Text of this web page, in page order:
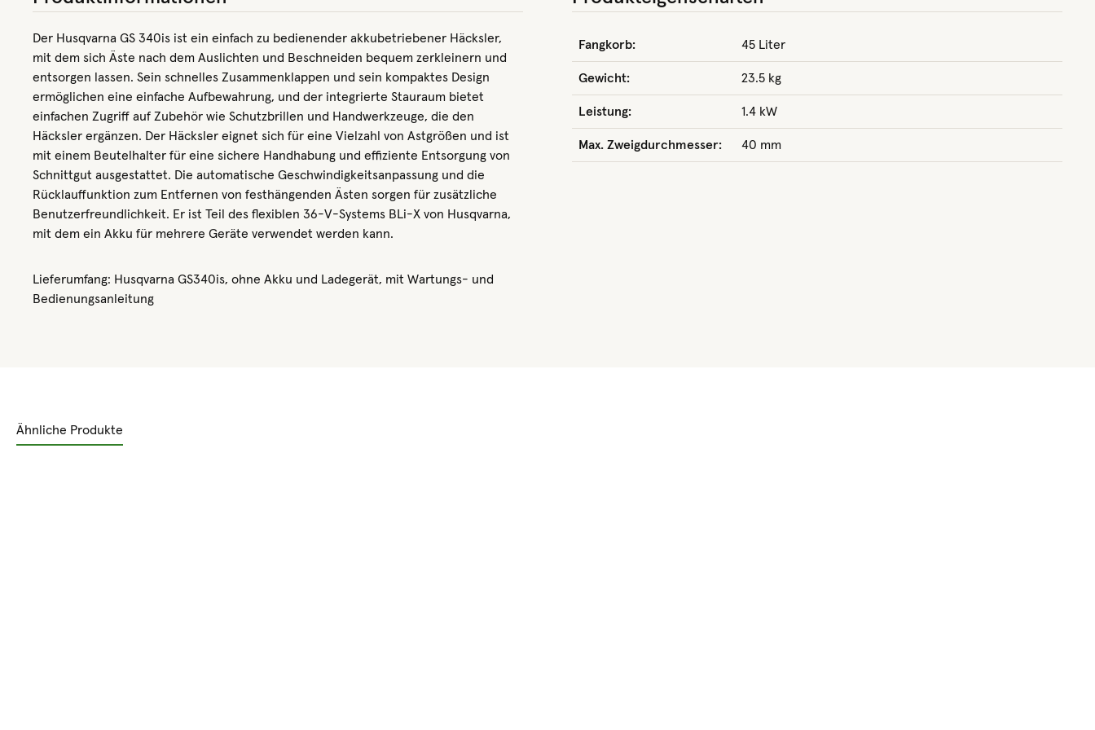
Der Husqvarna GS 340is ist ein einfach zu bedienender akkubetriebener Häcksler,
mit dem sich Äste nach dem Auslichten und Beschneiden bequem zerkleinern und
entsorgen lassen. Sein schnelles Zusammenklappen und sein kompaktes Design
ermöglichen eine einfache Aufbewahrung, und der integrierte Stauraum bietet
einfachen Zugriff auf Zubehör wie Schutzbrillen und Handwerkzeuge, die den
Häcksler ergänzen. Der Häcksler eignet sich für eine Vielzahl von Astgrößen und ist
mit einem Beutelhalter für eine sichere Handhabung und effiziente Entsorgung von
Schnittgut ausgestattet. Die automatische Geschwindigkeitsanpassung und die
Rücklauffunktion zum Entfernen von festhängenden Ästen sorgen für zusätzliche
Benutzerfreundlichkeit. Er ist Teil des flexiblen 36-V-Systems BLi-X von Husqvarna,
mit dem ein Akku für mehrere Geräte verwendet werden kann.
Lieferumfang: Husqvarna GS340is, ohne Akku und Ladegerät, mit Wartungs- und
Bedienungsanleitung
Fangkorb: 45 Liter
Gewicht: 23.5 kg
Leistung: 1.4 kW
Max. Zweigdurchmesser: 40 mm
Ähnliche Produkte